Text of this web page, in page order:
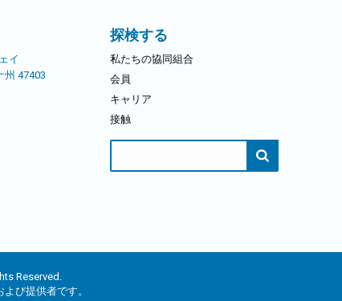
イ
州 47403
探検する
私たちの協同組合
会員
キャリア
接触
Reserved.
び提供者です。